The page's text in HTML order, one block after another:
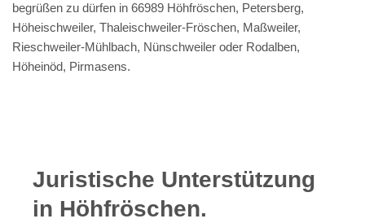
begrüßen zu dürfen in 66989 Höhfröschen, Petersberg,
Höheischweiler, Thaleischweiler-Fröschen, Maßweiler,
Rieschweiler-Mühlbach, Nünschweiler oder Rodalben,
Höheinöd, Pirmasens.
Juristische Unterstützung
in Höhfröschen.